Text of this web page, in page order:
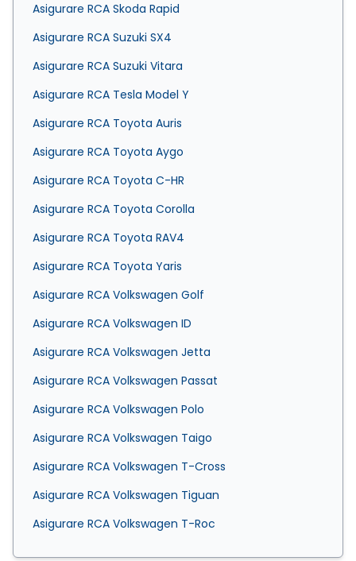
Asigurare RCA Skoda Rapid
Asigurare RCA Suzuki SX4
Asigurare RCA Suzuki Vitara
Asigurare RCA Tesla Model Y
Asigurare RCA Toyota Auris
Asigurare RCA Toyota Aygo
Asigurare RCA Toyota C-HR
Asigurare RCA Toyota Corolla
Asigurare RCA Toyota RAV4
Asigurare RCA Toyota Yaris
Asigurare RCA Volkswagen Golf
Asigurare RCA Volkswagen ID
Asigurare RCA Volkswagen Jetta
Asigurare RCA Volkswagen Passat
Asigurare RCA Volkswagen Polo
Asigurare RCA Volkswagen Taigo
Asigurare RCA Volkswagen T-Cross
Asigurare RCA Volkswagen Tiguan
Asigurare RCA Volkswagen T-Roc